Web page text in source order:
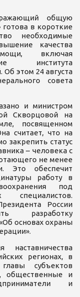
общую
в короткие
необходимые
качества
включая
института
этом 24 августа
совета
и министром
Скворцовой на
посвященном
считает, что на
закрепить статус
– человека с
не менее
Это обеспечит
работу в
под
специалистов.
России
разработку
основах охраны
регионах, в
субъектов
общественные и
и